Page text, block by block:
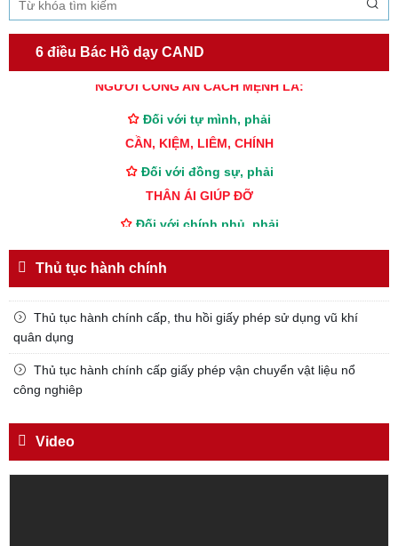
6 điều Bác Hồ dạy CAND
TƯ CÁCH
NGƯỜI CÔNG AN CÁCH MỆNH LÀ:
CẦN, KIỆM, LIÊM, CHÍNH
THÂN ÁI GIÚP ĐỠ
Đối với nhân dân, phải
KÍNH TRỌNG LỄ PHÉP
Đối với công việc, phải
Đối với địch, phải
Trích thư Chủ tịch Hồ Chí Minh
ngày 11 tháng 3 năm 1948.
Thủ tục hành chính
Thủ tục hành chính cấp, thu hồi giấy phép sử dụng vũ khí
quân dụng
Thủ tục hành chính cấp giấy phép vận chuyển vật liệu nổ
công nghiêp
Video